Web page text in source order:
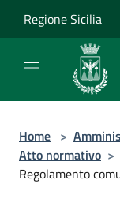
Regione Sicilia
Home >
Atto normativo >
Regolamento